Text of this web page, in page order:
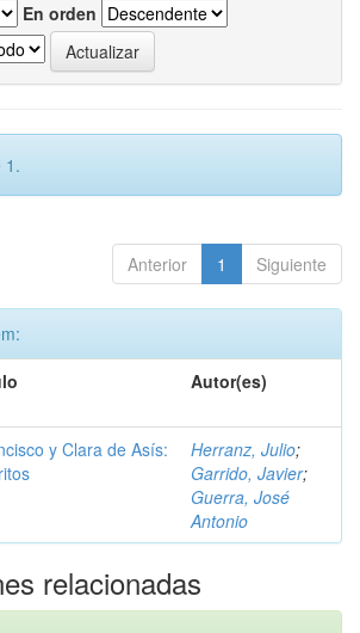
En orden
1.
Anterior 1 Siguiente
Autor(es)
y Clara de Asís:
Herranz, Julio;
Garrido, Javier;
Guerra, José
Antonio
relacionadas